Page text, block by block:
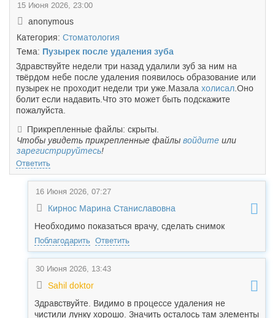
15 Июня 2026, 23:00
anonymous
Категория: Стоматология
Тема: Пузырек после удаления зуба
Здравствуйте недели три назад удалили зуб за ним на
твёрдом небе после удаления появилось образование или
пузырек не проходит недели три уже.Мазала холисал .Оно
болит если надавить.Что это может быть подскажите
пожалуйста.
Прикрепленные файлы: скрыты.
Чтобы увидеть прикрепленные файлы войдите или
зарегистрируйтесь!
Ответить
16 Июня 2026, 07:27
Кирнос Марина Станиславовна
Необходимо показаться врачу, сделать снимок
Поблагодарить Ответить
30 Июня 2026, 13:43
Sahil doktor
Здравствуйте. Видимо в процессе удаления не
чистили лунку хорошо. Значить осталось там элементы